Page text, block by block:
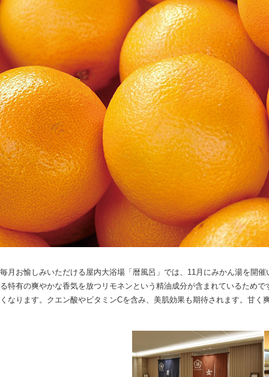
毎月お愉しみいただける屋内大浴場「暦風呂」では、11月にみかん湯を開
る特有の爽やかな香気を放つリモネンという精油成分が含まれているため
くなります。クエン酸やビタミンCを含み、美肌効果も期待されます。甘く